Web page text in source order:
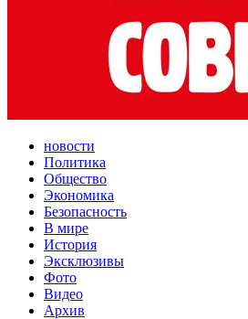
новости
Политика
Общество
Экономика
Безопасность
В мире
История
Эксклюзивы
Фото
Видео
Архив